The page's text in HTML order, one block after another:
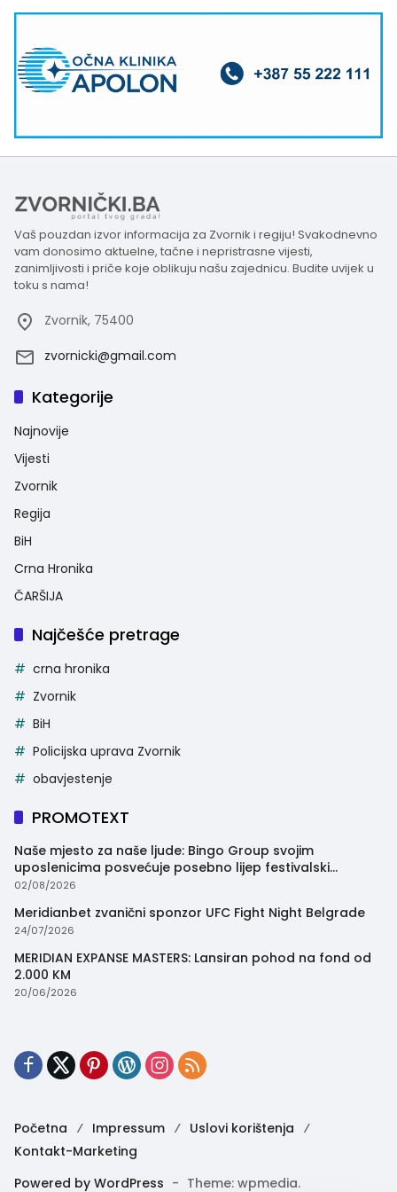
Vaš pouzdan izvor informacija za Zvornik i regiju! Svakodnevno
vam donosimo aktuelne, tačne i nepristrasne vijesti,
zanimljivosti i priče koje oblikuju našu zajednicu. Budite uvijek u
toku s nama!
Zvornik, 75400
zvornicki@gmail.com
Kategorije
Najnovije
Vijesti
Zvornik
Regija
BiH
Crna Hronika
ČARŠIJA
Najčešće pretrage
crna hronika
Zvornik
BiH
Policijska uprava Zvornik
obavjestenje
PROMOTEXT
Naše mjesto za naše ljude: Bingo Group svojim
uposlenicima posvećuje posebno lijep festivalski
trenutak
02/08/2026
Meridianbet zvanični sponzor UFC Fight Night Belgrade
24/07/2026
MERIDIAN EXPANSE MASTERS: Lansiran pohod na fond od
2.000 KM
20/06/2026
Početna Impressum
Uslovi korištenja
Kontakt-Marketing
Powered by WordPress - Theme: wpmedia.